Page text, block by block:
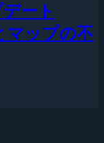
ート
マップの不